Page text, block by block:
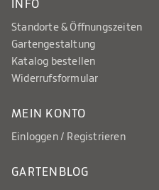
INFO
Standorte & Öffnungszeiten
Gartengestaltung
Katalog bestellen
Widerrufsformular
MEIN KONTO
Einloggen / Registrieren
GARTENBLOG